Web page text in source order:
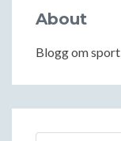
About
Blogg om